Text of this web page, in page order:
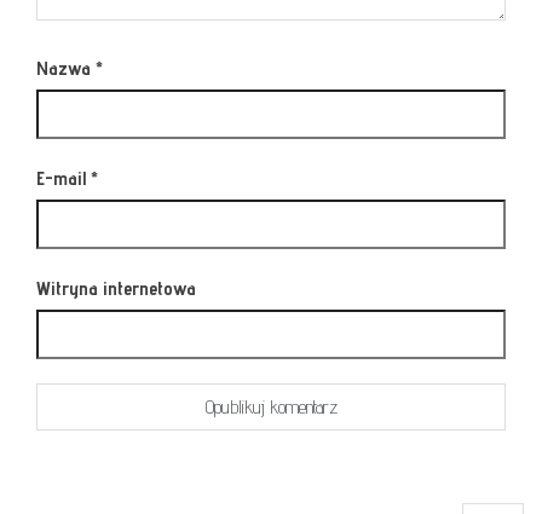
Nazwa *
E-mail *
Witryna internetowa